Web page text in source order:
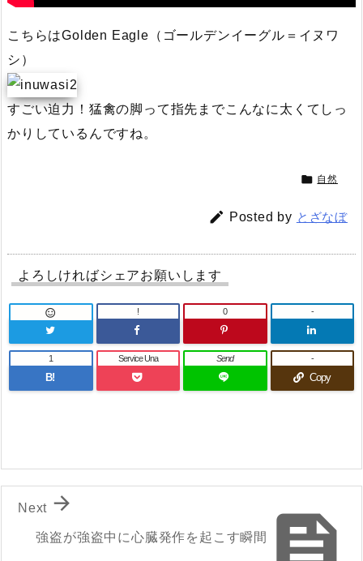
こちらはGolden Eagle（ゴールデンイーグル＝イヌワ
シ）
すごい迫力！猛禽の脚って指先までこんなに太くてしっ
かりしているんですね。
 自然
 Posted by とざなぼ
よろしければシェアお願いします
 ! 0 -
B!
1 Service Una Send
Copy
-

強盗が強盗中に心臓発作を起こす瞬間

Next